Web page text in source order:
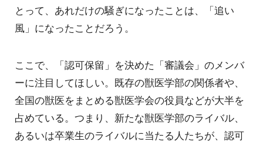
とって、あれだけの騒ぎになったことは、「追い
風」になったことだろう。
ここで、「認可保留」を決めた「審議会」のメンバ
ーに注目してほしい。既存の獣医学部の関係者や、
全国の獣医をまとめる獣医学会の役員などが大半を
占めている。つまり、新たな獣医学部のライバル、
あるいは卒業生のライバルに当たる人たちが、認可